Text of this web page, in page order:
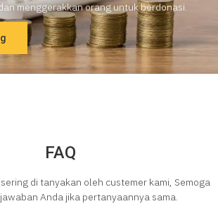
menggerakkan orang untuk berdonasi.
FAQ
di tanyakan oleh custemer kami, Semoga
Anda jika pertanyaannya sama.